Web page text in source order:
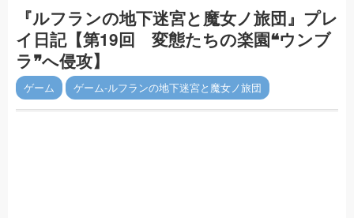
『ルフランの地下迷宮と魔女ノ旅団』プレ
イ日記【第19回 変態たちの楽園❝ウンブ
ラ❞へ侵攻】
ゲーム ゲーム-ルフランの地下迷宮と魔女ノ旅団